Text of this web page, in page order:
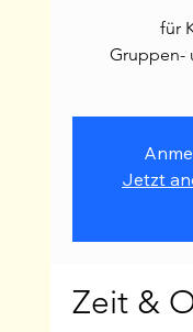
für
Gruppen-
Jetzt
Zeit &